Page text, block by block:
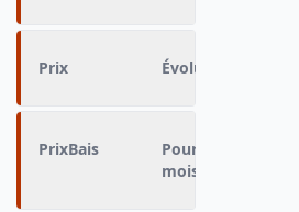
Prix Évolution des
PrixBais
Pourcentage de
mois